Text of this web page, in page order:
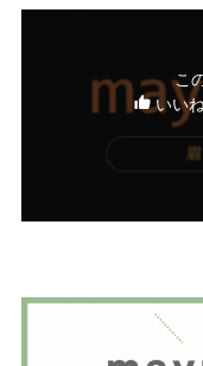
こ
いい